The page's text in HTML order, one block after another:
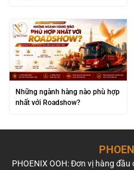
Những ngành hàng nào phù hợp
nhất với Roadshow?
PHOENIX OOH: Đơn vị hàng